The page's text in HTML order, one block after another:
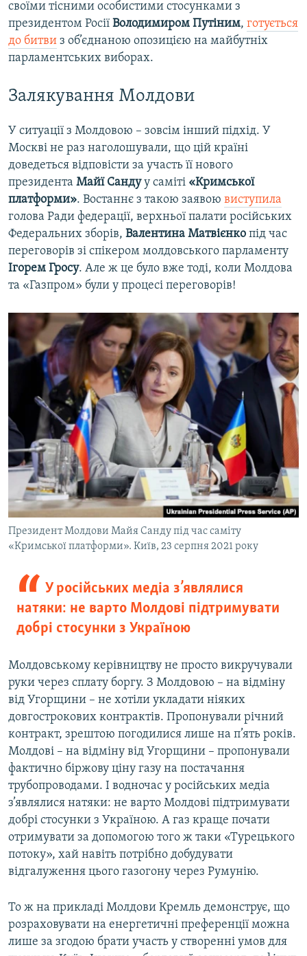
своїми тісними особистими стосунками з
президентом Росії Володимиром Путіним, готується
до битви з об’єднаною опозицією на майбутніх
парламентських виборах.
Залякування Молдови
У ситуації з Молдовою – зовсім інший підхід. У
Москві не раз наголошували, що цій країні
доведеться відповісти за участь її нового
президента Майї Сандуу саміті «Кримської
платформи». Востаннє з такою заявою виступила
голова Ради федерації, верхньої палати російських
Федеральних зборів, Валентина Матвієнко під час
переговорів зі спікером молдовського парламенту
Ігорем Гросу. Але ж це було вже тоді, коли Молдова
та «Газпром» були у процесі переговорів!
Президент Молдови Майя Санду під час саміту
«Кримської платформи». Київ, 23 серпня 2021 року
У російських медіа з’являлися
натяки: не варто Молдові підтримувати
добрі стосунки з Україною
Молдовському керівництву не просто викручували
руки через сплату боргу. З Молдовою – на відміну
від Угорщини – не хотіли укладати ніяких
довгострокових контрактів. Пропонували річний
контракт, зрештою погодилися лише на п’ять років.
Молдові – на відміну від Угорщини – пропонували
фактично біржову ціну газу на постачання
трубопроводами. І водночас у російських медіа
з’являлися натяки: не варто Молдові підтримувати
добрі стосунки з Україною. А газ краще почати
отримувати за допомогою того ж таки «Турецького
потоку», хай навіть потрібно добудувати
відгалуження цього газогону через Румунію.
То ж на прикладі Молдови Кремль демонструє, що
розраховувати на енергетичні преференції можна
лише за згодою брати участь у створенні умов для